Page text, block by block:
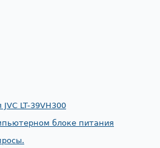
LT-39VH300
блоке питания